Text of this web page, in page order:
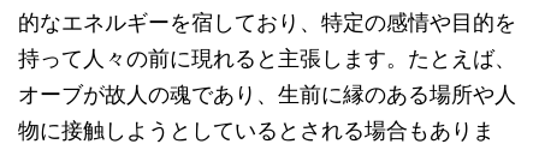
的なエネルギーを宿しており、特定の感情や目的を
持って人々の前に現れると主張します。たとえば、
オーブが故人の魂であり、生前に縁のある場所や人
物に接触しようとしているとされる場合もありま